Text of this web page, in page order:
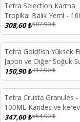
%39
Tetra Selection Karma
Tropikal Balık Yemi -
308,60₺507,90₺
%53
Tetra Goldfish Yüksek
Japon ve Diğer Soğuk
Balıkları Yemi - 100ML
150,90₺317,90₺
%37
Tetra Crusta Granules -
100ML Karides ve
Granül Yem
347,60₺554,90₺